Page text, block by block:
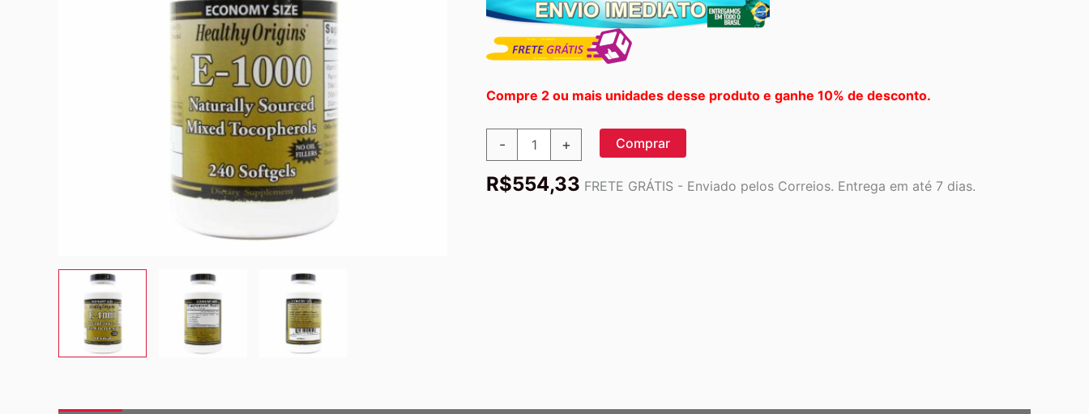
Compre 2 ou mais unidades desse produto e ganhe 10% de desconto.
-
E
+ Comprar
R$554,33 FRETE GRÁTIS - Enviado pelos Correios. Entrega em até 7 dias.